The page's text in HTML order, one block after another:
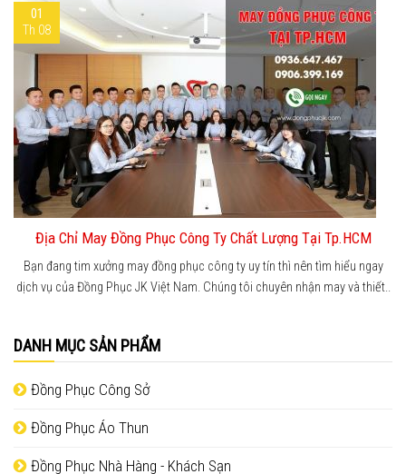
DANH MỤC SẢN PHẨM
Đồng Phục Công Sở
Đồng Phục Áo Thun
Đồng Phục Nhà Hàng - Khách Sạn
01
Th 08
Địa Chỉ May Đồng Phục Công Ty Chất Lượng Tại Tp.HCM
Bạn đang tim xưởng may đồng phục công ty uy tín thì nên tìm hiểu ngay
dịch vụ của Đồng Phục JK Việt Nam. Chúng tôi chuyên nhận may và thiết..